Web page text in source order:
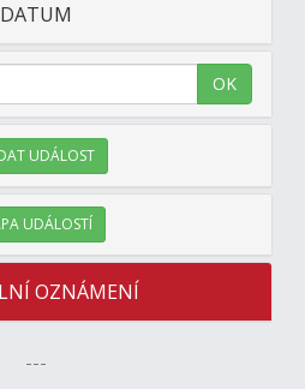
DATUM
OK
UDÁLOST
UDÁLOSTÍ
OZNÁMENÍ
---